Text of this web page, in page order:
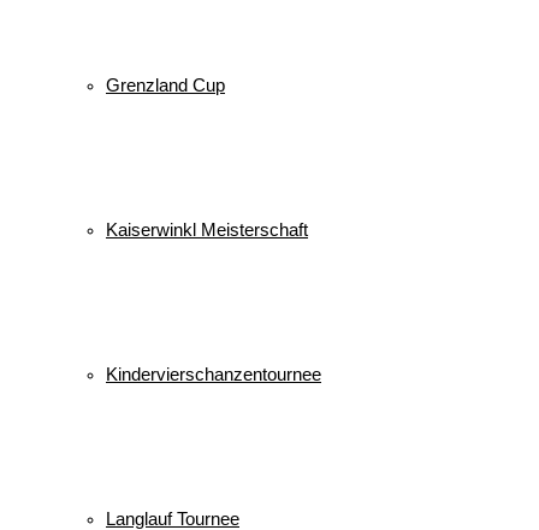
Grenzland Cup
Kaiserwinkl Meisterschaft
Kindervierschanzentournee
Langlauf Tournee